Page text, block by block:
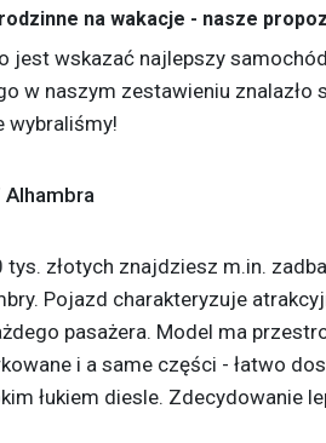
na wakacje - nasze
jest wskazać najlepszy
w naszym zestawieniu znalazło
wybraliśmy!
Alhambra
tys. złotych znajdziesz m.in.
Pojazd charakteryzuje
pasażera. Model ma
i a same części - łatwo
łukiem diesle. Zdecydowanie